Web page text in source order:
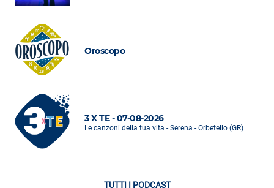
Oroscopo
3 X TE - 07-08-2026
Le canzoni della tua vita - Serena - Orbetello (GR)
TUTTI I PODCAST